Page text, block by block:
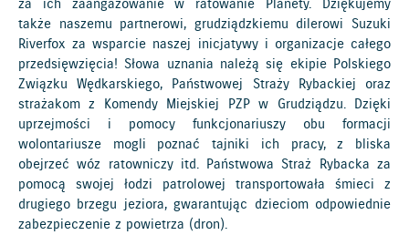
za ich zaangażowanie w ratowanie Planety. Dziękujemy
także naszemu partnerowi, grudziądzkiemu dilerowi Suzuki
Riverfox za wsparcie naszej inicjatywy i organizacje całego
przedsięwzięcia! Słowa uznania należą się ekipie Polskiego
Związku Wędkarskiego, Państwowej Straży Rybackiej oraz
strażakom z Komendy Miejskiej PZP w Grudziądzu. Dzięki
uprzejmości i pomocy funkcjonariuszy obu formacji
wolontariusze mogli poznać tajniki ich pracy, z bliska
obejrzeć wóz ratowniczy itd. Państwowa Straż Rybacka za
pomocą swojej łodzi patrolowej transportowała śmieci z
drugiego brzegu jeziora, gwarantując dzieciom odpowiednie
zabezpieczenie z powietrza (dron).